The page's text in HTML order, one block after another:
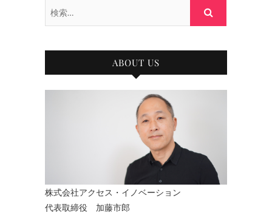
ABOUT US
株式会社アクセス・イノベーション
代表取締役 加藤市郎